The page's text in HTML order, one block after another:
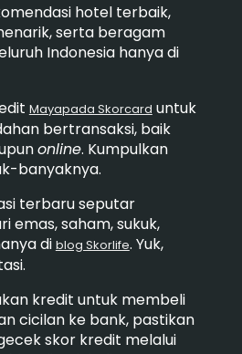
hotel terbaik,
serta beragam
Indonesia hanya di
Mayapada Skorcard untuk
bertransaksi, baik
online. Kumpulkan
banyaknya.
terbaru seputar
emas, saham, sukuk,
di blog Skorlife. Yuk,
kredit untuk membeli
cicilan ke bank, pastikan
skor kredit melalui